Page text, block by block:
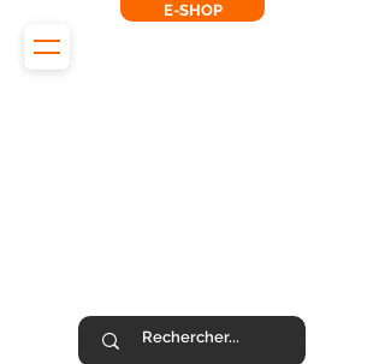
E-SHOP